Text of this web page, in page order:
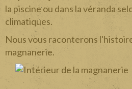
la piscine ou dans la véranda
climatiques.
Nous vous raconterons
magnanerie.